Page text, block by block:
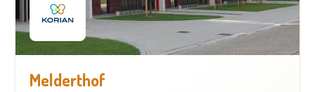
Melderthof